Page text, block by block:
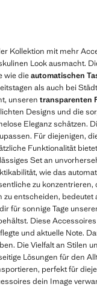
Kollektion mit mehr
Look ausmacht.
wie dieautomatischen
als auch bei
unseren transparenten
Designs und die
Eleganz schätzen.
Für diejenigen,
Funktionalität
Set an
wie das
zu
zu entscheiden,
für sonnige Tage
Diese
und aktuelle Note.
Die Vielfalt an Stilen
Lösungen für den
perfekt für
dein Image